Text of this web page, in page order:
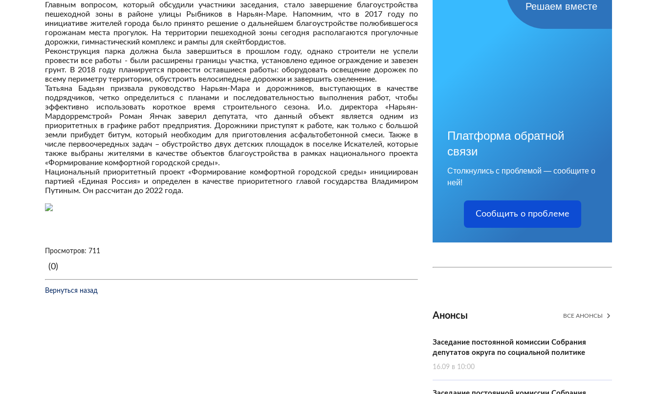
Главным вопросом, который обсудили участники заседания, стало завершение благоустройства
пешеходной зоны в районе улицы Рыбников в Нарьян-Маре. Напомним, что в 2017 году по
инициативе жителей города было принято решение о дальнейшем благоустройстве полюбившегося
горожанам места прогулок. На территории пешеходной зоны сегодня располагаются прогулочные
дорожки, гимнастический комплекс и рампы для скейтбордистов.
Реконструкция парка должна была завершиться в прошлом году, однако строители не успели
провести все работы - были расширены границы участка, установлено единое ограждение и завезен
грунт. В 2018 году планируется провести оставшиеся работы: оборудовать освещение дорожек по
всему периметру территории, обустроить велосипедные дорожки и завершить озеленение.
Татьяна Бадьян призвала руководство Нарьян-Мара и дорожников, выступающих в качестве
подрядчиков, четко определиться с планами и последовательностью выполнения работ, чтобы
эффективно использовать короткое время строительного сезона. И.о. директора «Нарьян-
Мардорремстрой» Роман Янчак заверил депутата, что данный объект является одним из
приоритетных в графике работ предприятия. Дорожники приступят к работе, как только с большой
земли прибудет битум, который необходим для приготовления асфальтобетонной смеси. Также в
числе первоочередных задач – обустройство двух детских площадок в поселке Искателей, которые
также выбраны жителями в качестве объектов благоустройства в рамках национального проекта
«Формирование комфортной городской среды».
Национальный приоритетный проект «Формирование комфортной городской среды» инициирован
партией «Единая Россия» и определен в качестве приоритетного главой государства Владимиром
Путиным. Он рассчитан до 2022 года.
Просмотров: 711
(0)
Вернуться назад
Решаем вместе
Платформа обратной
связи
Столкнулись с проблемой — сообщите о
ней!
Сообщить о проблеме
Анонсы ВСЕ АНОНСЫ
Заседание постоянной комиссии Собрания
депутатов округа по социальной политике
16.09 в 10:00